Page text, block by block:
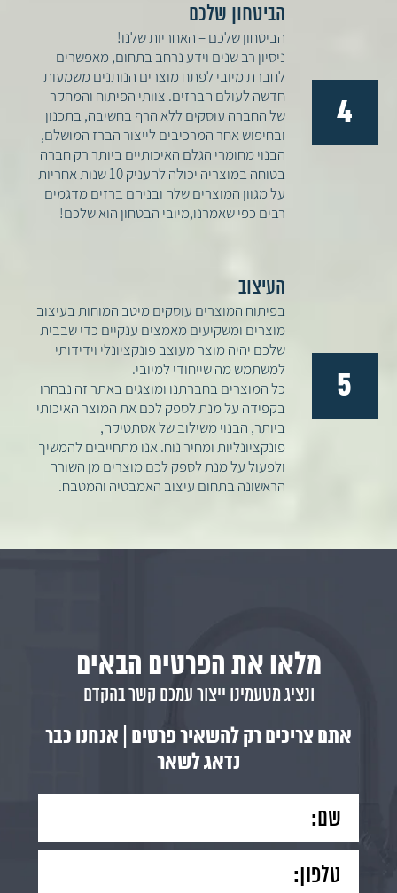
4
הביטחון שלכם
הביטחון שלכם – האחריות שלנו!
ניסיון רב שנים וידע נרחב בתחום, מאפשרים
לחברת מיובי לפתח מוצרים הנותנים משמעות
חדשה לעולם הברזים. צוותי הפיתוח והמחקר
של החברה עוסקים ללא הרף בחשיבה, בתכנון
ובחיפוש אחר המרכיבים לייצור הברז המושלם,
הבנוי מחומרי הגלם האיכותיים ביותר רק חברה
בטוחה במוצריה יכולה להעניק 10 שנות אחריות
על מגוון המוצרים שלה ובניהם ברזים מדגמים
רבים כפי שאמרנו,מיובי הבטחון הוא שלכם!
5
העיצוב
בפיתוח המוצרים עוסקים מיטב המוחות בעיצוב
מוצרים ומשקיעים מאמצים ענקיים כדי שבבית
שלכם יהיה מוצר מעוצב פונקציונלי וידידותי
למשתמש מה שייחודי למיובי.
כל המוצרים בחברתנו ומוצגים באתר זה נבחרו
בקפידה על מנת לספק לכם את המוצר האיכותי
ביותר, הבנוי משילוב של אסתטיקה,
פונקציונליות ומחיר נוח. אנו מתחייבים להמשיך
ולפעול על מנת לספק לכם מוצרים מן השורה
הראשונה בתחום עיצוב האמבטיה והמטבח.
מלאו את הפרטים הבאים
ונציג מטעמינו ייצור עמכם קשר בהקדם
אתם צריכים רק להשאיר פרטים | אנחנו כבר
נדאג לשאר